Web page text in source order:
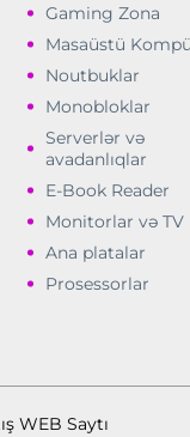
Gaming Zona
Masaüstü
Noutbuklar
Monobloklar
Serverlər və
avadanlıqlar
E-Book Reader
Monitorlar və TV
Ana platalar
Prosessorlar
WEB Saytı